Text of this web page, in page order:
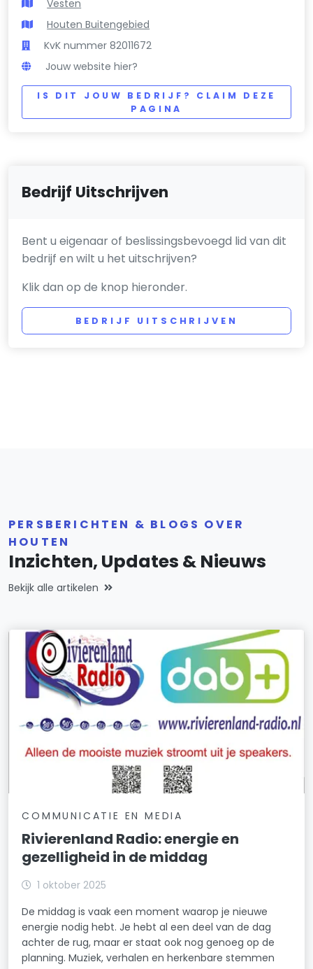
Vesten
Houten Buitengebied
KvK nummer 82011672
Jouw website hier?
IS DIT JOUW BEDRIJF? CLAIM DEZE
PAGINA
Bedrijf Uitschrijven
Bent u eigenaar of beslissingsbevoegd lid van dit
bedrijf en wilt u het uitschrijven?
Klik dan op de knop hieronder.
BEDRIJF UITSCHRIJVEN
PERSBERICHTEN & BLOGS OVER
HOUTEN
Inzichten, Updates & Nieuws
Bekijk alle artikelen
COMMUNICATIE EN MEDIA
Rivierenland Radio: energie en
gezelligheid in de middag
1 oktober 2025
De middag is vaak een moment waarop je nieuwe
energie nodig hebt. Je hebt al een deel van de dag
achter de rug, maar er staat ook nog genoeg op de
planning. Muziek, verhalen en herkenbare stemmen